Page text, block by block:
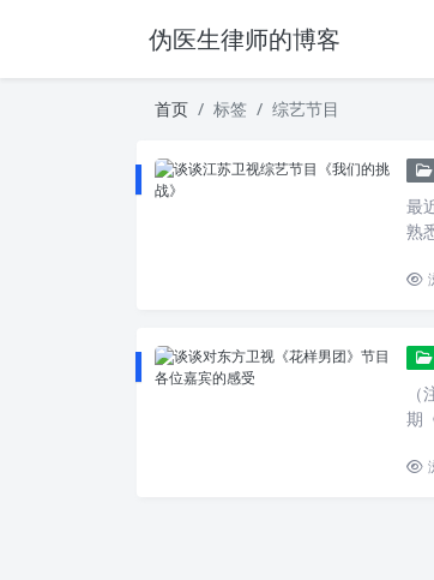
伪医生律师的博客
首页 标签 综艺节目
最
熟
期